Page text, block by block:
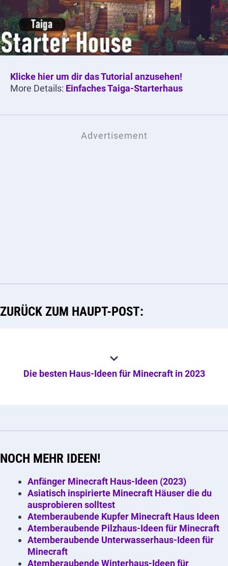
Klicke hier um dir das Tutorial anzusehen!
More Details: Einfaches Taiga-Starterhaus
ZURÜCK ZUM HAUPT-POST:
Die besten Haus-Ideen für Minecraft in 2023
NOCH MEHR IDEEN!
Anfänger Minecraft Haus-Ideen (2023)
Asiatisch inspirierte Minecraft Häuser die du
ausprobieren solltest
Atemberaubende Kupfer Minecraft Haus Ideen
Atemberaubende Pilzhaus-Ideen für Minecraft
Atemberaubende Unterwasserhaus-Ideen für
Minecraft
Atemberaubende Winterhaus-Ideen für